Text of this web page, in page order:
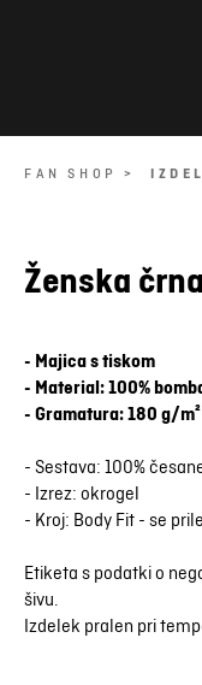
FAN SHOP >
Ženska
- Majica s tiskom
- Material: 100%
- Gramatura: 180 g/m²
- Sestava: 100%
- Izrez: okrogel
- Kroj: Body Fit - se
Etiketa s podatki o
šivu.
Izdelek pralen pri